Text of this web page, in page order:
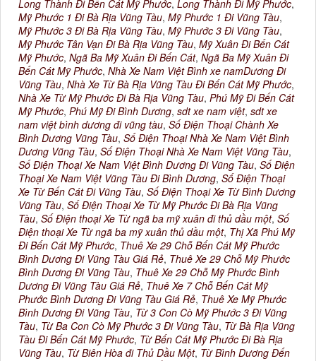
Long Thành Đi Bến Cát Mỹ Phước, Long Thành Đi Mỹ Phước,
Mỹ Phước 1 Đi Bà Rịa Vũng Tàu, Mỹ Phước 1 Đi Vũng Tàu,
Mỹ Phước 3 Đi Bà Rịa Vũng Tàu, Mỹ Phước 3 Đi Vũng Tàu,
Mỹ Phước Tân Vạn Đi Bà Rịa Vũng Tàu, Mỹ Xuân Đi Bến Cát
Mỹ Phước, Ngã Ba Mỹ Xuân Đi Bến Cát, Ngã Ba Mỹ Xuân Đi
Bến Cát Mỹ Phước, Nhà Xe Nam Việt Bình xe namDương Đi
Vũng Tàu, Nhà Xe Từ Bà Rịa Vũng Tàu Đi Bến Cát Mỹ Phước,
Nhà Xe Từ Mỹ Phước Đi Bà Rịa Vũng Tàu, Phú Mỹ Đi Bến Cát
Mỹ Phước, Phú Mỹ Đi Bình Dương, sdt xe nam việt, sdt xe
nam việt bình dương đi vũng tàu, Số Điện Thoại Chành Xe
Bình Dương Vũng Tàu, Số Điện Thoại Nhà Xe Nam Việt Bình
Dương Vũng Tàu, Số Điện Thoại Nhà Xe Nam Việt Vũng Tàu,
Số Điện Thoại Xe Nam Việt Bình Dương Đi Vũng Tàu, Số Điện
Thoại Xe Nam Việt Vũng Tàu Đi Bình Dương, Số Điện Thoại
Xe Từ Bến Cát Đi Vũng Tàu, Số Điện Thoại Xe Từ Bình Dương
Vũng Tàu, Số Điện Thoại Xe Từ Mỹ Phước Đi Bà Rịa Vũng
Tàu, Số Điện thoại Xe Từ ngã ba mỹ xuân đi thủ dầu một, Số
Điện thoại Xe Từ ngã ba mỹ xuân thủ dầu một, Thị Xã Phú Mỹ
Đi Bến Cát Mỹ Phước, Thuê Xe 29 Chỗ Bến Cát Mỹ Phước
Bình Dương Đi Vũng Tàu Giá Rẻ, Thuê Xe 29 Chỗ Mỹ Phước
Bình Dương Đi Vũng Tàu, Thuê Xe 29 Chỗ Mỹ Phước Bình
Dương Đi Vũng Tàu Giá Rẻ, Thuê Xe 7 Chỗ Bến Cát Mỹ
Phước Bình Dương Đi Vũng Tàu Giá Rẻ, Thuê Xe Mỹ Phước
Bình Dương Đi Vũng Tàu, Từ 3 Con Cò Mỹ Phước 3 Đi Vũng
Tàu, Từ Ba Con Cò Mỹ Phước 3 Đi Vũng Tàu, Từ Bà Rịa Vũng
Tàu Đi Bến Cát Mỹ Phước, Từ Bến Cát Mỹ Phước Đi Bà Rịa
Vũng Tàu, Từ Biên Hòa đi Thủ Dầu Một, Từ Bình Dương Đến